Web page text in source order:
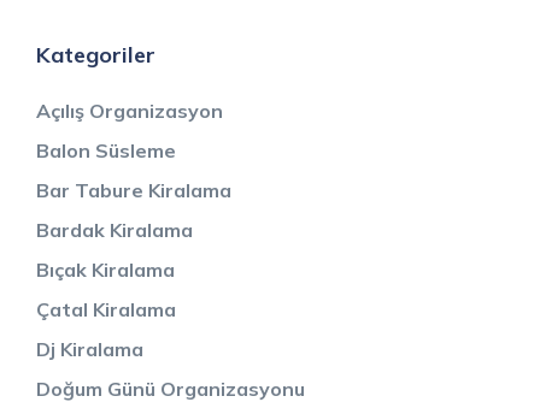
Kategoriler
Açılış Organizasyon
Balon Süsleme
Bar Tabure Kiralama
Bardak Kiralama
Bıçak Kiralama
Çatal Kiralama
Dj Kiralama
Doğum Günü Organizasyonu